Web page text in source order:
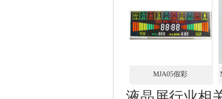
MJA05假彩